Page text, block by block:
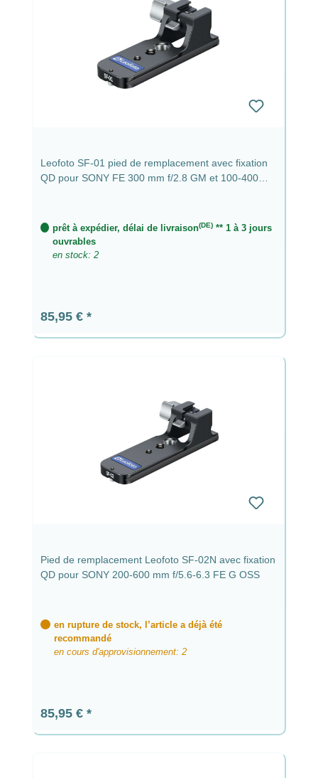
Leofoto SF-01 pied de remplacement avec fixation
QD pour SONY FE 300 mm f/2.8 GM et 100-400
prêt à expédier, délai de livraison(DE)** 1 à 3 jours
ouvrables
en stock: 2
Prix régulier :
85,95 €
Pied de remplacement Leofoto SF-02N avec fixation
QD pour SONY 200-600 mm f/5.6-6.3 FE G OSS
en rupture de stock, l’article a déjà été
recommandé
en cours d'approvisionnement: 2
Prix régulier :
85,95 €